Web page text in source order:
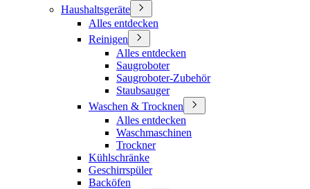
Haushaltsgeräte
Alles entdecken
Reinigen
Alles entdecken
Saugroboter
Saugroboter-Zubehör
Staubsauger
Waschen & Trocknen
Alles entdecken
Waschmaschinen
Trockner
Kühlschränke
Geschirrspüler
Backöfen